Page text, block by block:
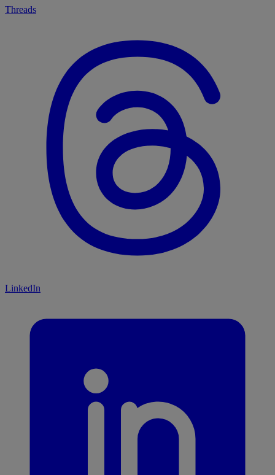
Threads
LinkedIn